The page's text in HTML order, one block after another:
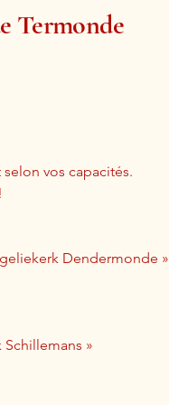
Termonde
vos capacités.
Dendermonde »
»